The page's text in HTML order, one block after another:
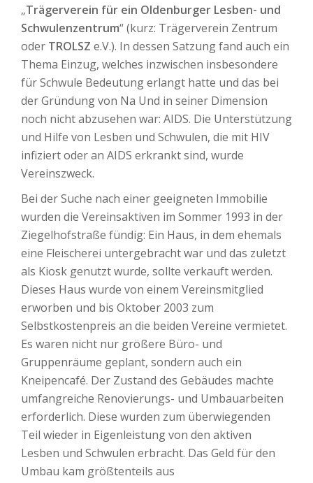
„Trägerverein für ein Oldenburger Lesben- und
Schwulenzentrum“ (kurz: Trägerverein Zentrum
oder TROLSZ e.V.). In dessen Satzung fand auch ein
Thema Einzug, welches inzwischen insbesondere
für Schwule Bedeutung erlangt hatte und das bei
der Gründung von Na Und in seiner Dimension
noch nicht abzusehen war: AIDS. Die Unterstützung
und Hilfe von Lesben und Schwulen, die mit HIV
infiziert oder an AIDS erkrankt sind, wurde
Vereinszweck.
Bei der Suche nach einer geeigneten Immobilie
wurden die Vereinsaktiven im Sommer 1993 in der
Ziegelhofstraße fündig: Ein Haus, in dem ehemals
eine Fleischerei untergebracht war und das zuletzt
als Kiosk genutzt wurde, sollte verkauft werden.
Dieses Haus wurde von einem Vereinsmitglied
erworben und bis Oktober 2003 zum
Selbstkostenpreis an die beiden Vereine vermietet.
Es waren nicht nur größere Büro- und
Gruppenräume geplant, sondern auch ein
Kneipencafé. Der Zustand des Gebäudes machte
umfangreiche Renovierungs- und Umbauarbeiten
erforderlich. Diese wurden zum überwiegenden
Teil wieder in Eigenleistung von den aktiven
Lesben und Schwulen erbracht. Das Geld für den
Umbau kam größtenteils aus